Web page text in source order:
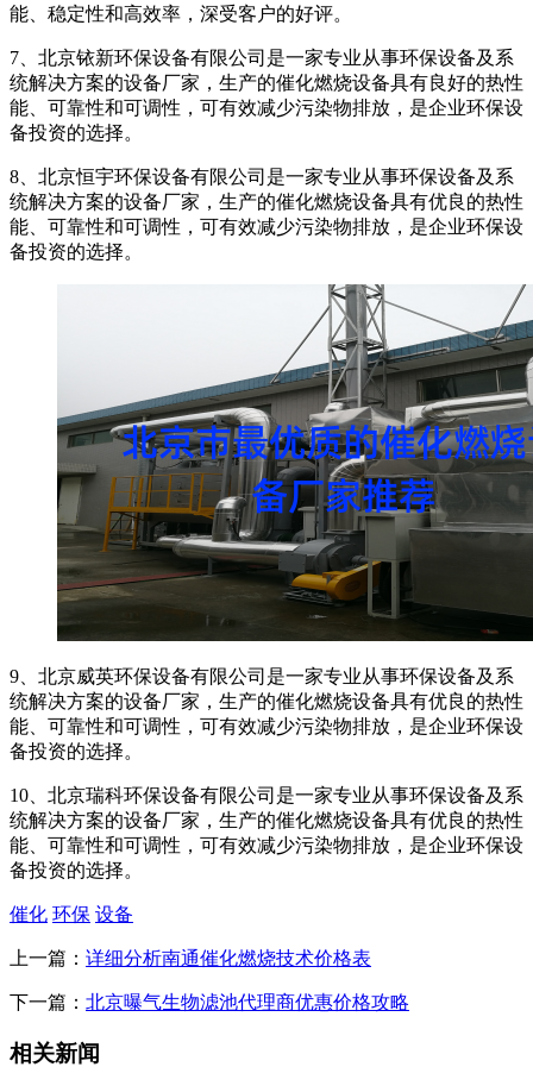
能、稳定性和高效率，深受客户的好评。
7、北京铱新环保设备有限公司是一家专业从事环保设备及系
统解决方案的设备厂家，生产的催化燃烧设备具有良好的热性
能、可靠性和可调性，可有效减少污染物排放，是企业环保设
备投资的选择。
8、北京恒宇环保设备有限公司是一家专业从事环保设备及系
统解决方案的设备厂家，生产的催化燃烧设备具有优良的热性
能、可靠性和可调性，可有效减少污染物排放，是企业环保设
备投资的选择。
9、北京威英环保设备有限公司是一家专业从事环保设备及系
统解决方案的设备厂家，生产的催化燃烧设备具有优良的热性
能、可靠性和可调性，可有效减少污染物排放，是企业环保设
备投资的选择。
10、北京瑞科环保设备有限公司是一家专业从事环保设备及系
统解决方案的设备厂家，生产的催化燃烧设备具有优良的热性
能、可靠性和可调性，可有效减少污染物排放，是企业环保设
备投资的选择。
催化 环保 设备
上一篇： 详细分析南通催化燃烧技术价格表
下一篇： 北京曝气生物滤池代理商优惠价格攻略
相关新闻